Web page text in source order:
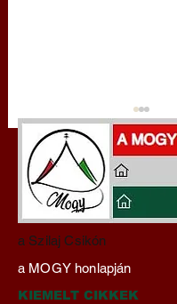
Darai Lajos:
(2023)
a Szilaj Csikón
a MOGY honlapján
KIEMELT CIKKEK